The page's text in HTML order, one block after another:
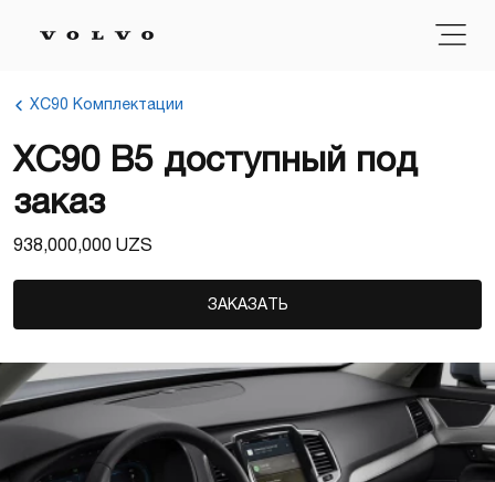
XC90 Комплектации
XC90 B5 доступный под
заказ
938,000,000 UZS
ЗАКАЗАТЬ